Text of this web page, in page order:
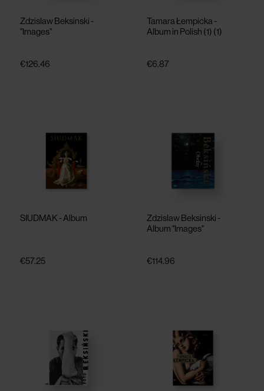
Zdzislaw Beksinski -
"Images"
€126.46
Tamara Łempicka -
Album in Polish (1) (1)
€6.87
SIUDMAK - Album
€57.25
Zdzislaw Beksinski -
Album "Images"
€114.96